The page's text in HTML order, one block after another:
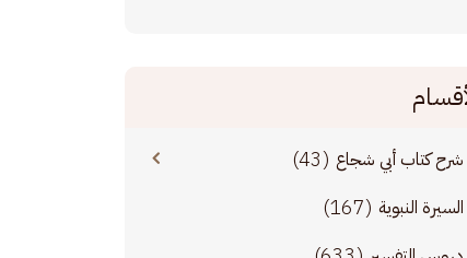
شرح كتاب أبي شجاع (43)
السيرة النبوية (167)